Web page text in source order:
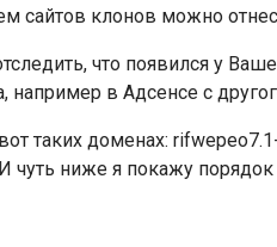
сайтов клонов можно
что появился у
например в Адсенсе с
таких доменах:
чуть ниже я покажу порядок